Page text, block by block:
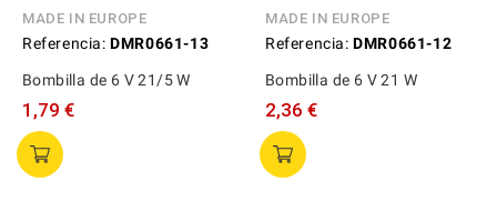
MADE IN EUROPE
Referencia: DMR0661-13
Bombilla de 6 V 21/5 W
1,79 €
MADE IN EUROPE
Referencia: DMR0661-12
Bombilla de 6 V 21 W
2,36 €